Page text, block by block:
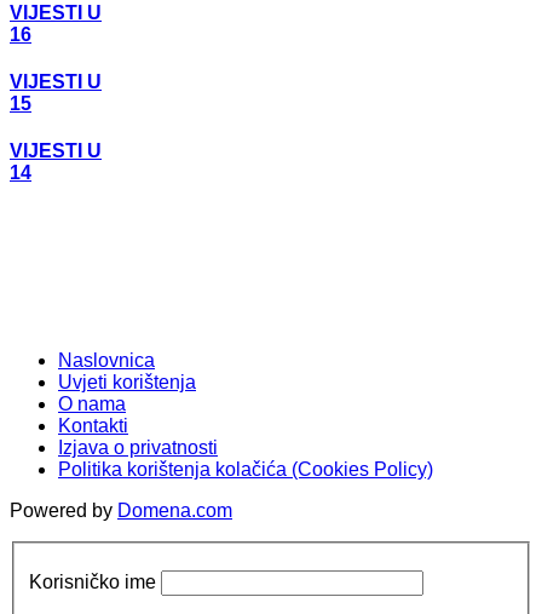
VIJESTI U
16
VIJESTI U
15
VIJESTI U
14
Naslovnica
Uvjeti korištenja
O nama
Kontakti
Izjava o privatnosti
Politika korištenja kolačića (Cookies Policy)
Powered by Domena.com
Korisničko ime